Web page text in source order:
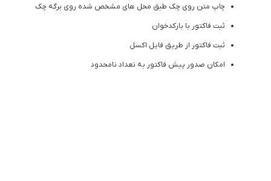
چاپ متن روی چک طبق محل‌ های مشخص ‌شده روی برگه چک
ثبت فاکتور با بارکدخوان
ثبت فاکتور از طریق فایل اکسل
امکان صدور پیش ‌فاکتور به تعداد نامحدود